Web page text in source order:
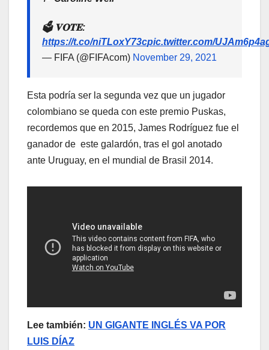
🗳️ 𝐕𝐎𝐓𝐄:
https://t.co/niTLoxY73cpic.twitter.com/
— FIFA (@FIFAcom) November 29, 2021
Esta podría ser la segunda vez que un jugador
colombiano se queda con este premio Puskas,
recordemos que en 2015, James Rodríguez fue el
ganador de este galardón, tras el gol anotado
ante Uruguay, en el mundial de Brasil 2014.
Lee también: UN GIGANTE INGLÉS VA POR
LUIS DÍAZ